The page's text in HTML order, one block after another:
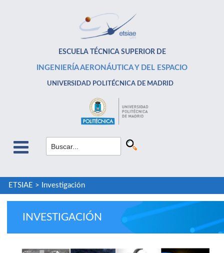
ESCUELA TÉCNICA SUPERIOR DE
INGENIERÍA AERONÁUTICA Y DEL ESPACIO
UNIVERSIDAD POLITÉCNICA DE MADRID
ETSIAE > Investigación
INVESTIGACIÓN